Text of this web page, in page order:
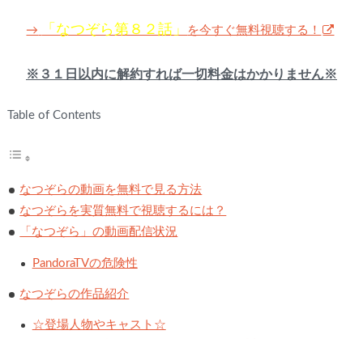
→ 「なつぞら第８２話」 を今すぐ無料視聴する！
※３１日以内に解約すれば一切料金はかかりません※
Table of Contents
なつぞらの動画を無料で見る方法
なつぞらを実質無料で視聴するには？
「なつぞら」の動画配信状況
PandoraTVの危険性
なつぞらの作品紹介
☆登場人物やキャスト☆